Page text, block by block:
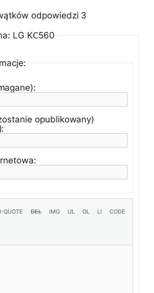
odpowiedzi 3
LG KС560
opublikowany)